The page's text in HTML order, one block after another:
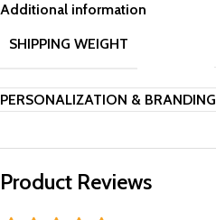
Additional information
SHIPPING WEIGHT
PERSONALIZATION & BRANDING
Product Reviews